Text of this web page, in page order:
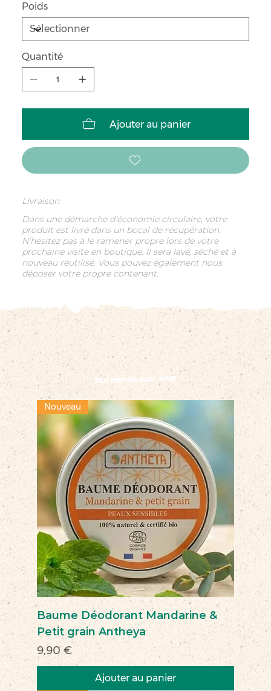
Poids
Quantité
Ajouter au panier
Livraison
Dans une démarche d’économie circulaire, votre
produit est livré dans un bocal de récupération.
N’hésitez pas à le ramener propre lors de votre
prochaine visite en boutique. Il sera lavé, séché et à
nouveau réutilisé. Vous pouvez également nous
déposer votre propre contenant.
Vous pourriez aussi aimer
Nouveau
Baume Déodorant Mandarine &
Petit grain Antheya
Prix
9,90 €
Ajouter au panier